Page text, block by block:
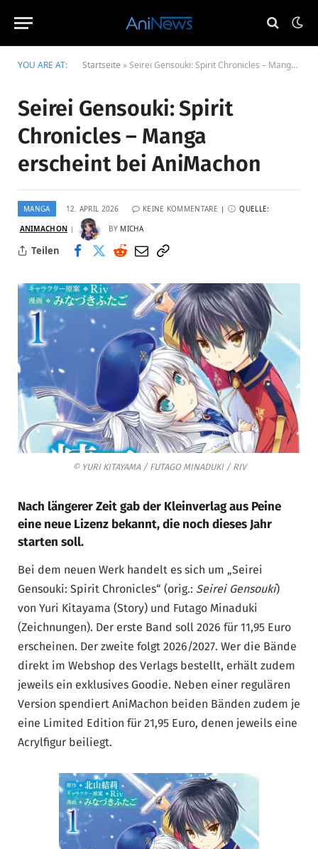
YOU ARE AT: Startseite »Seirei Gensouki: Spirit Chronicles – Manga erscheint bei AniMachon
Seirei Gensouki: Spirit
Chronicles – Manga
erscheint bei AniMachon
MANGA 12. APRIL 2026 KEINE KOMMENTARE
QUELLE:
ANIMACHON
BY MICHA
Teilen
© YURI KITAYAMA / FUTAGO MINADUKI / RIV
Nach längerer Zeit gab der Kleinverlag aus Peine
eine neue Lizenz bekannt, die noch dieses Jahr
starten soll.
Bei dem neuen Werk handelt es sich um „Seirei
Gensouki: Spirit Chronicles“ (orig.: Seirei Gensouki)
von Yuri Kitayama (Story) und Futago Minaduki
(Zeichnungen). Der erste Band soll 2026 für 11,95 Euro
erscheinen. Der zweite folgt 2026/2027. Wer die Bände
direkt im Webshop des Verlags bestellt, erhält zudem
jeweils ein exklusives Goodie. Neben einer regulären
Version spendiert AniMachon beiden Bänden zudem je
eine Limited Edition für 21,95 Euro, denen jeweils eine
Acrylfigur beiliegt.